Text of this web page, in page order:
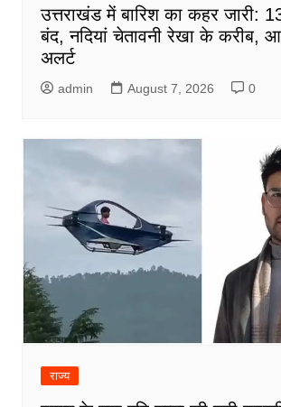
उत्तराखंड में बारिश का कहर जारी:
बंद, नदियां चेतावनी रेखा के करीब,
अलर्ट
admin August 7, 2026 0
राज्य